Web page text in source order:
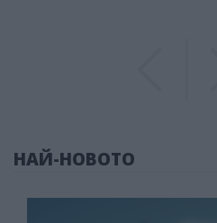
НАЙ-НОВОТО